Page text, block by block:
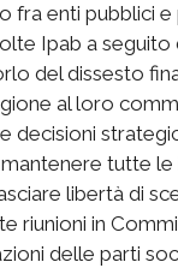
fra enti pubblici e
Ipab a seguito
del dissesto
al loro
decisioni
tutte le
libertà di
riunioni in
delle parti